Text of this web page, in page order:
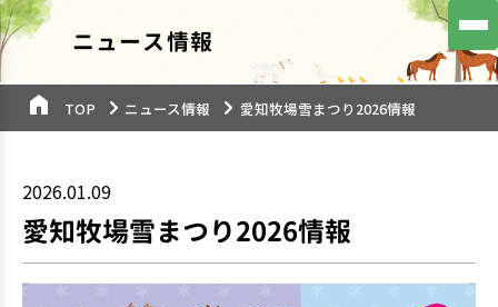
ニュース情報
TOP ニュース情報 愛知牧場雪まつり2026情報
2026.01.09
愛知牧場雪まつり2026情報